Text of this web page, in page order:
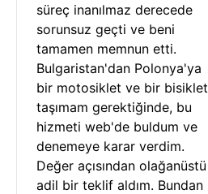
süreç inanılmaz derecede
sorunsuz geçti ve beni
tamamen memnun etti.
Bulgaristan'dan Polonya'ya
bir motosiklet ve bir bisiklet
taşımam gerektiğinde, bu
hizmeti web'de buldum ve
denemeye karar verdim.
Değer açısından olağanüstü
adil bir teklif aldım. Bundan